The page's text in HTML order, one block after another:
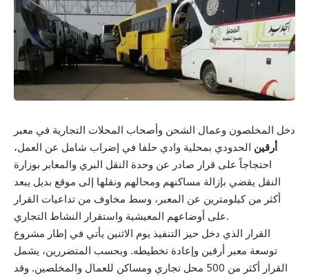
دخل المخلصون وعمال الشحن وأصحاب المحلات التجارية في معبر
أرقين الحدودي بمحلية وادي حلفا في إضراب شامل عن العمل،
احتجاجاً على قرار صادر عن وحدة النقل البري والمعابر بوزارة
النقل يقضي بإزالة مساكنهم ومحالهم ونقلها إلى موقع بديل يبعد
أكثر من كيلومترين عن المعبر، وسط مخاوف من تداعيات القرار
على أوضاعهم المعيشية واستقرار النشاط التجاري.
القرار الذي دخل حيز التنفيذ يوم الاثنين يأتي في إطار مشروع
توسعة معبر أرقين وإعادة تخطيطه. وبحسب المتضررين، يشمل
القرار أكثر من 500 محل تجاري ومساكن للعمال والمخلصين. وقد